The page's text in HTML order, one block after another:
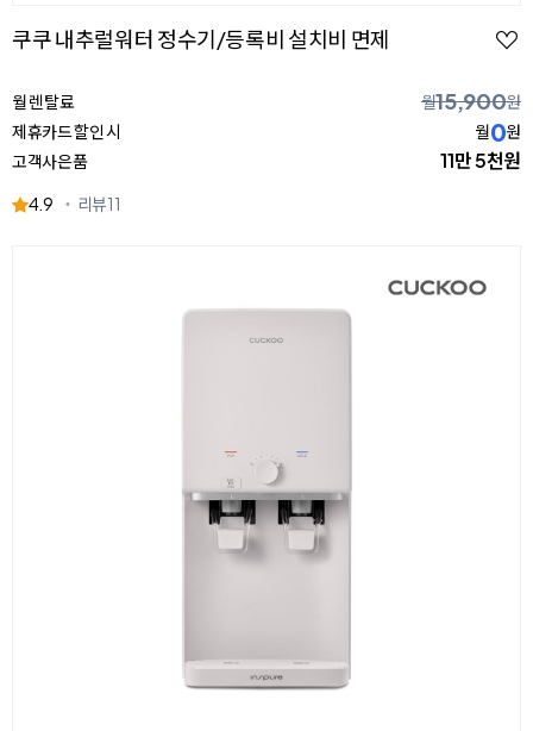
쿠쿠 내추럴워터 정수기/등록비 설치비 면제
월 렌탈료 월15,900원
제휴카드 할인 시
월0원
고객사은품
11만 5천원
4.9 리뷰11